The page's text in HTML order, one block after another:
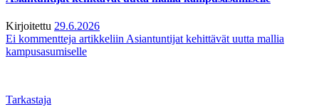
Kirjoitettu 29.6.2026
Ei kommentteja artikkeliin Asiantuntijat kehittävät uutta mallia
kampusasumiselle
Tarkastaja